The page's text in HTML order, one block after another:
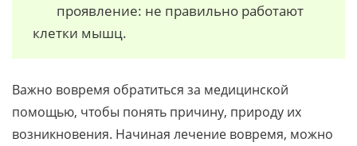
проявление: не правильно работают
клетки мышц.
Важно вовремя обратиться за медицинской
помощью, чтобы понять причину, природу их
возникновения. Начиная лечение вовремя, можно